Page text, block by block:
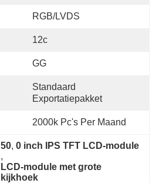
RGB/LVDS
12c
GG
Standaard
Exportatiepakket
2000k Pc's Per Maand
50, 0 inch IPS TFT LCD-module
,
LCD-module met grote
kijkhoek